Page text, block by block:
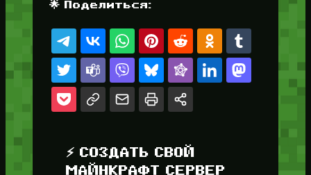
🌟 Поделиться:
⚡ СОЗДАТЬ СВОЙ
МАЙНКРАФТ СЕРВЕР